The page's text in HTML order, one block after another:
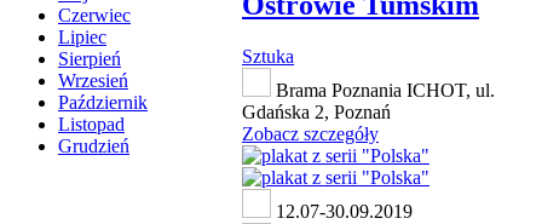
Czerwiec
Lipiec
Sierpień
Wrzesień
Październik
Listopad
Grudzień
Sztuka
Brama Poznania ICHOT, ul.
Gdańska 2, Poznań
Zobacz szczegóły
12.07-30.09.2019